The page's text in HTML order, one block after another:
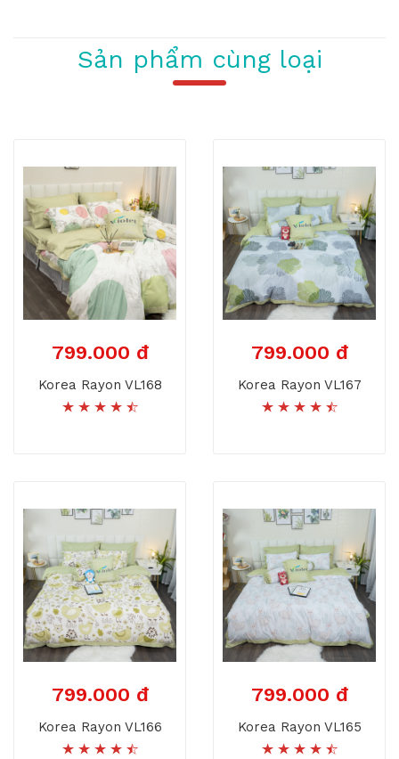
Sản phẩm cùng loại
799.000 đ
Korea Rayon VL168
799.000 đ
Korea Rayon VL167
799.000 đ
Korea Rayon VL166
799.000 đ
Korea Rayon VL165